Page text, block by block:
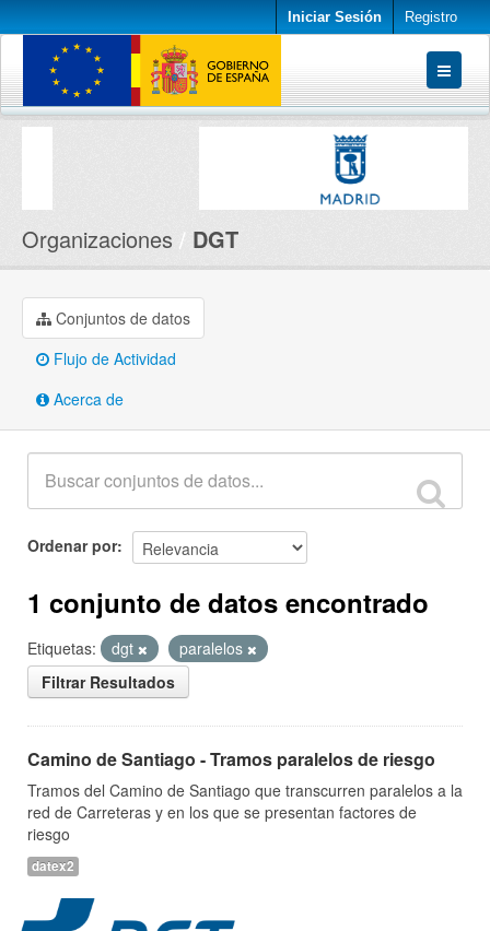
Iniciar Sesión Registro
Conjuntos de datos
Organizaciones DGT
Conjuntos de datos
Flujo de Actividad
Acerca de
Ordenar por
1 conjunto de datos encontrado
Etiquetas: dgt
paralelos
Filtrar Resultados
Camino de Santiago - Tramos paralelos de riesgo
Tramos del Camino de Santiago que transcurren paralelos a la
red de Carreteras y en los que se presentan factores de
riesgo
datex2